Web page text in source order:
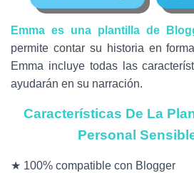
Emma es una plantilla de
permite contar su historia en
Emma incluye todas las
ayudarán en su narración.
Características De La
Personal
★ 100% compatible con Blogger